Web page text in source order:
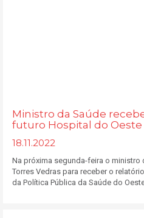
Ministro da Saúde
futuro Hospital do Oeste
18.11.2022
Na próxima segunda-feira o ministro
Torres Vedras para receber o
da Política Pública da Saúde do